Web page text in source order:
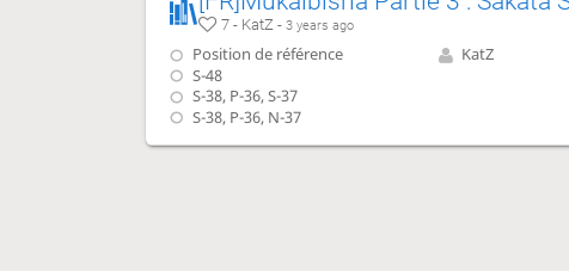
7 - KatZ - 3 years ago
Position de référence
S-48
S-38, P-36, S-37
S-38, P-36, N-37
KatZ